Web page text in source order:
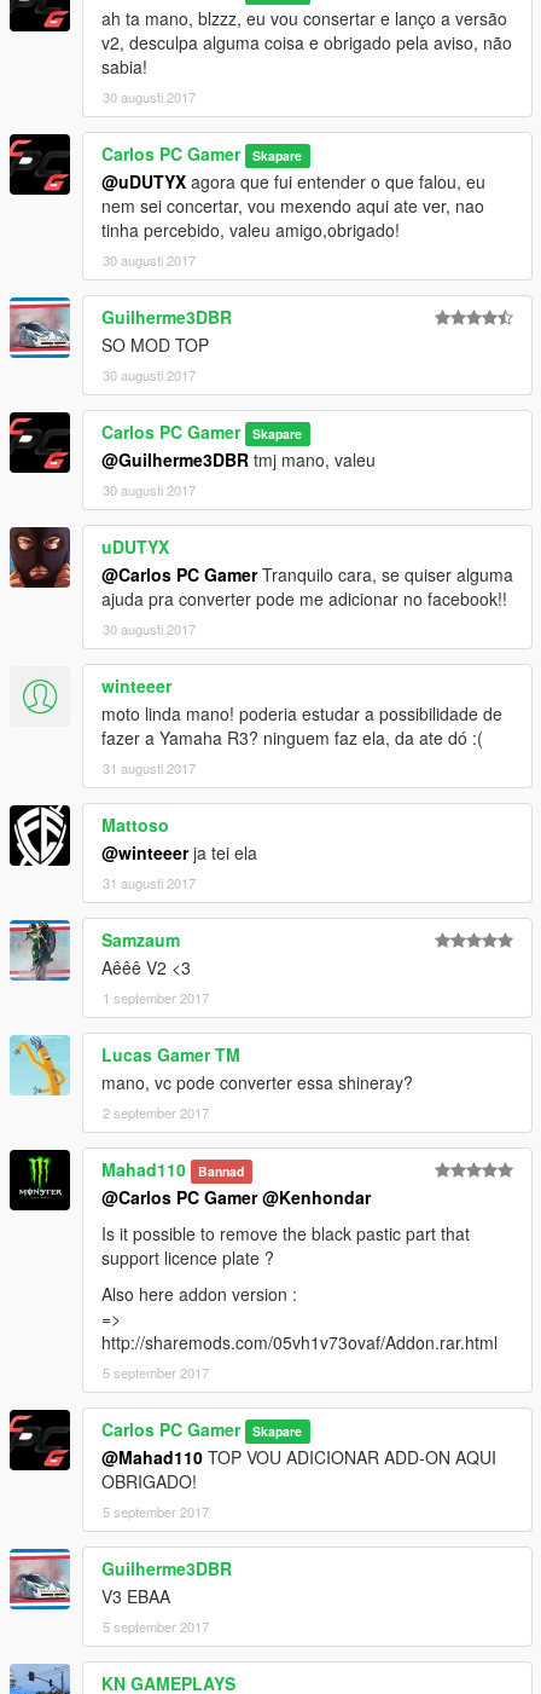
ah ta mano, blzzz, eu vou consertar e lanço a versão
v2, desculpa alguma coisa e obrigado pela aviso, não
sabia!
30 augusti 2017
Carlos PC Gamer Skapare
@uDUTYX agora que fui entender o que falou, eu
nem sei concertar, vou mexendo aqui ate ver, nao
tinha percebido, valeu amigo,obrigado!
30 augusti 2017
Guilherme3DBR
SO MOD TOP
30 augusti 2017
Carlos PC Gamer Skapare
@Guilherme3DBR tmj mano, valeu
30 augusti 2017
uDUTYX
@Carlos PC GamerTranquilo cara, se quiser alguma
ajuda pra converter pode me adicionar no facebook!!
30 augusti 2017
winteeer
moto linda mano! poderia estudar a possibilidade de
fazer a Yamaha R3? ninguem faz ela, da ate dó :(
31 augusti 2017
Mattoso
@winteeerja tei ela
31 augusti 2017
Samzaum
Aêêê V2 <3
1 september 2017
Lucas Gamer TM
mano, vc pode converter essa shineray?
2 september 2017
Mahad110 Bannad
@Carlos PC Gamer @Kenhondar
Is it possible to remove the black pastic part that
support licence plate ?
Also here addon version :
=>
http://sharemods.com/05vh1v73ovaf/Addon.rar.html
5 september 2017
Carlos PC Gamer Skapare
@Mahad110 TOP VOU ADICIONAR ADD-ON AQUI
OBRIGADO!
5 september 2017
Guilherme3DBR
V3 EBAA
5 september 2017
KN GAMEPLAYS